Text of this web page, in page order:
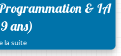
& IA
ans)
la suite